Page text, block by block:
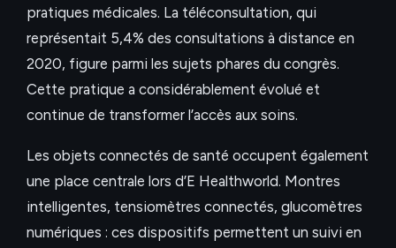
pratiques médicales. La téléconsultation, qui
représentait 5,4% des consultations à distance en
2020, figure parmi les sujets phares du congrès.
Cette pratique a considérablement évolué et
continue de transformer l’accès aux soins.
Les objets connectés de santé occupent également
une place centrale lors d’E Healthworld. Montres
intelligentes, tensiomètres connectés, glucomètres
numériques : ces dispositifs permettent un suivi en